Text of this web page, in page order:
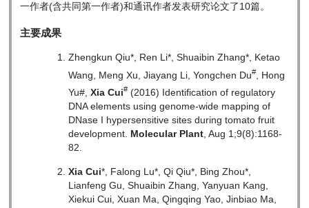
一作者(含共同第一作者)和通讯作者发表研究论文了10篇。
主要成果
Zhengkun Qiu*, Ren Li*, Shuaibin Zhang*, Ketao
Wang, Meng Xu, Jiayang Li, Yongchen Du#
, Hong
Yu#,Xia Cui# (2016) Identification of regulatory
DNA elements using genome-wide mapping of
DNase I hypersensitive sites during tomato fruit
development. Molecular Plant , Aug 1;9(8):1168-
82.
Xia Cui*, Falong Lu*, Qi Qiu*, Bing Zhou*,
Lianfeng Gu, Shuaibin Zhang, Yanyuan Kang,
Xiekui Cui, Xuan Ma, Qingqing Yao, Jinbiao Ma,